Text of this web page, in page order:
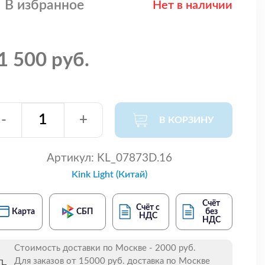
В избранное Нет в наличии
500 руб.
- + В КОРЗИНУ
Артикул: KL_07873D.16
Kink Light (Китай)
Карта СБП
Счёт с
НДС
Счёт
без
НДС
Стоимость доставки по Москве - 2000 руб.
Для заказов от 15000 руб. доставка по Москве